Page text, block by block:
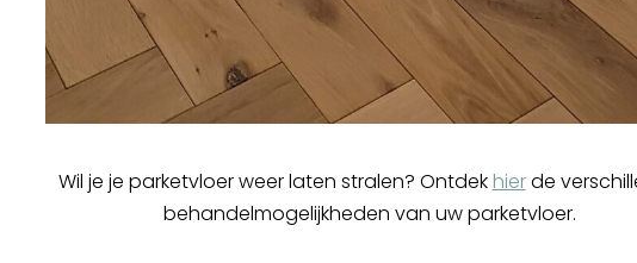
Wil je je parketvloer weer laten stralen? Ontdek hierde
behandelmogelijkheden van uw parketvloer.